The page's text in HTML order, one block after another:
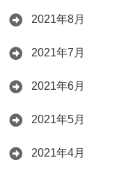
2021年8月
2021年7月
2021年6月
2021年5月
2021年4月